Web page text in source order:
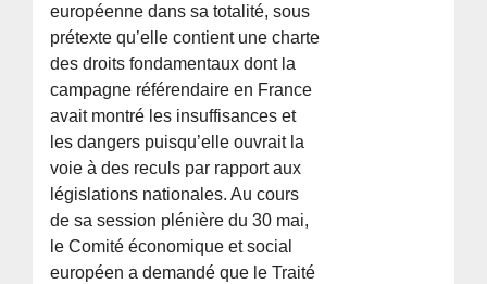
européenne dans sa totalité, sous
prétexte qu’elle contient une charte
des droits fondamentaux dont la
campagne référendaire en France
avait montré les insuffisances et
les dangers puisqu’elle ouvrait la
voie à des reculs par rapport aux
législations nationales. Au cours
de sa session plénière du 30 mai,
le Comité économique et social
européen a demandé que le Traité